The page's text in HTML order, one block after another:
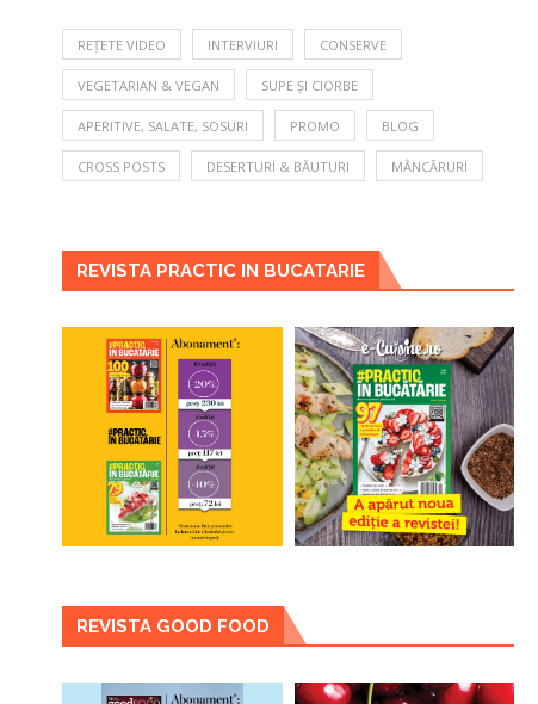
REȚETE VIDEO INTERVIURI CONSERVE
VEGETARIAN & VEGAN SUPE ȘI CIORBE
APERITIVE, SALATE, SOSURI PROMO BLOG
CROSS POSTS DESERTURI & BĂUTURI MÂNCĂRURI
REVISTA PRACTIC IN BUCATARIE
REVISTA GOOD FOOD